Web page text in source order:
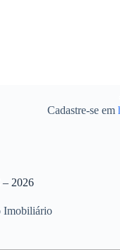
Cadastre-se em
– 2026
Imobiliário